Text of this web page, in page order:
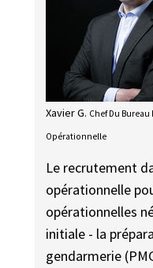
Xavier G. Chef Du Bureau
Opérationnelle
Le recrutement
opérationnelle
opérationnelles
initiale - la
gendarmerie